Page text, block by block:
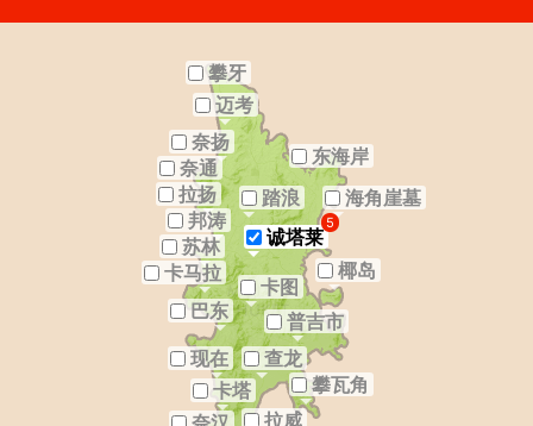
攀牙
迈考
奈扬
东海岸
奈通
拉扬
踏浪
邦涛
海角崖墓
诚塔莱
5
苏林
卡马拉
椰岛
卡图
巴东
普吉市
查龙
现在
攀瓦角
卡塔
拉威